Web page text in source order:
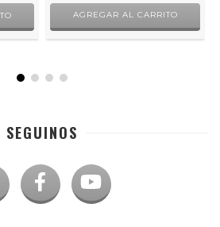
AGREGAR AL CARRITO
SEGUINOS